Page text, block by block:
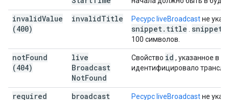
invalidValue
(400)
invalidTitle Ресурс liveBroadcastне
snippet. title snippet
100 символов.
notFound
(404)
live
Broadcast
NotFound
Свойство id , указанное в
идентифицировало
required
broadcast
Ресурс liveBroadcastне